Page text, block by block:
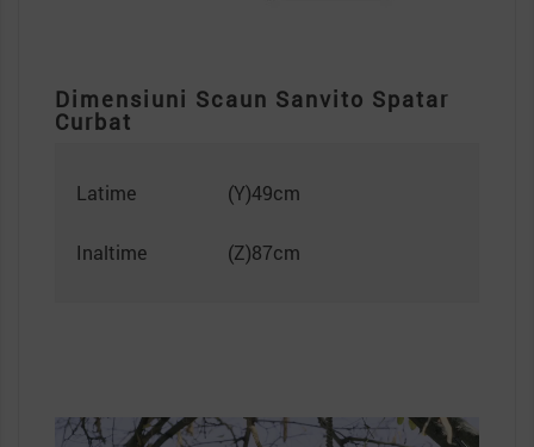
Dimensiuni Scaun Sanvito Spatar
Curbat
Latime (Y)49cm
Inaltime (Z)87cm